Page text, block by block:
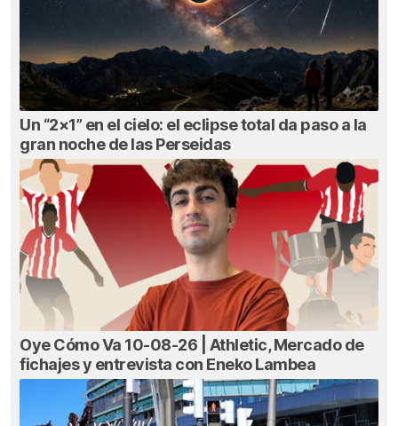
Un “2×1” en el cielo: el eclipse total da paso a la
gran noche de las Perseidas
Oye Cómo Va 10-08-26 | Athletic, Mercado de
fichajes y entrevista con Eneko Lambea